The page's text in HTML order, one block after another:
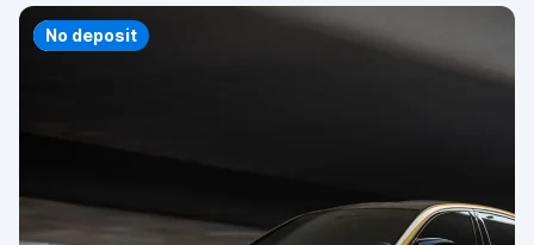
Priority
No deposit